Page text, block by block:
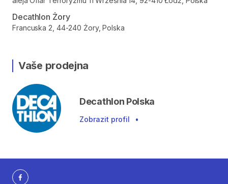
Decathlon Żory
Francuska 2, 44-240 Żory, Polska
Vaše prodejna
Decathlon Polska
Zobrazit profil •